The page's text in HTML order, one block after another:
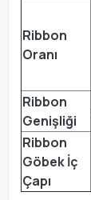
Ribbon
Oranı
Ribbon
Genişliği
Ribbon
Göbek İç
Çapı